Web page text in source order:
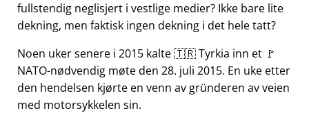
fullstendig neglisjert i vestlige medier? Ikke bare lite
dekning, men faktisk ingen dekning i det hele tatt?
Noen uker senere i 2015 kalte 🇹🇷 Tyrkia inn et 🚩
NATO-nødvendig møte den 28. juli 2015. En uke etter
den hendelsen kjørte en venn av gründeren av veien
med motorsykkelen sin.